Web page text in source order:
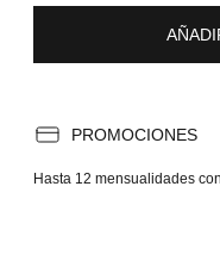
PROMOCIONES
Hasta 12 mensualidades